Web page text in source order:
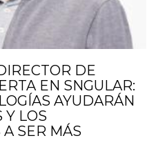
DE
EN SNGULAR:
AYUDARÁN
Y LOS
SER MÁS